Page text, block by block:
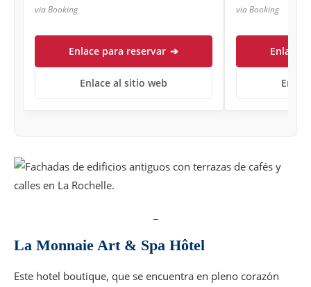
via Booking
Enlace para reservar ➔
Enlace al sitio web
via Booking
Enlace
La Monnaie Art & Spa Hôtel
Este hotel boutique, que se encuentra en pleno corazón